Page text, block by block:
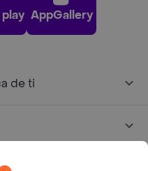
AppGallery
de ti